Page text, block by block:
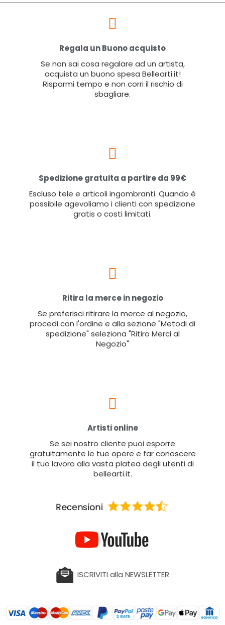
Regala un Buono acquisto
Se non sai cosa regalare ad un artista,
acquista un buono spesa Bellearti.it!
Risparmi tempo e non corri il rischio di
sbagliare.
Spedizione gratuita a partire da 99€
Escluso tele e articoli ingombranti. Quando è
possibile agevoliamo i clienti con spedizione
gratis o costi limitati.
Ritira la merce in negozio
Se preferisci ritirare la merce al negozio,
procedi con l'ordine e alla sezione "Metodi di
spedizione" seleziona "Ritiro Merci al
Negozio"
Artisti online
Se sei nostro cliente puoi esporre
gratuitamente le tue opere e far conoscere
il tuo lavoro alla vasta platea degli utenti di
bellearti.it.
ISCRIVITI alla NEWSLETTER